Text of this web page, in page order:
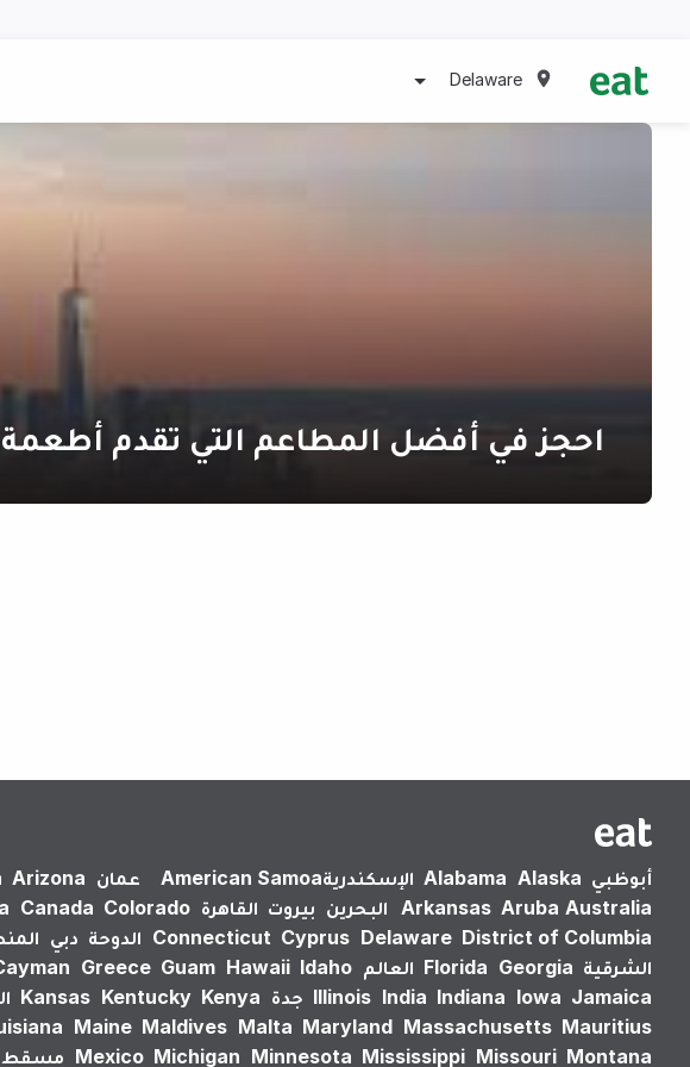
Delaware
احجز في أفضل المطاعم التي تقدم أطعمة
أبوظبي Alabama Alaska الإسكندرية‎American Samoa عمان Arizona
Arkansas Aruba Australia البحرين بيروت القاهرة Canada Colorado
Connecticut Cyprus Delaware District of Columbia الدوحة دبي
الشرقية
Florida Georgia العالم Greece Guam Hawaii Idaho
Illinois India Indiana Iowa Jamaica جدة Kansas Kentucky Kenya
Maine Maldives Malta Maryland Massachusetts Mauritius
Mexico Michigan Minnesota Mississippi Missouri Montana مسقط